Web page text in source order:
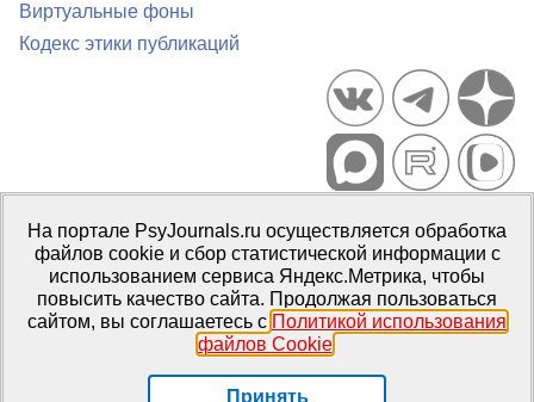
Виртуальные фоны
Кодекс этики публикаций
Портал психологических изданий PsyJournals.ru, 2007–2026
Правила использования материалов
Свидетельство регистрации СМИЭл № ФС77-66447 от 14 июля
2016 г.
Издатель: ФГБОУ ВО МГППУ
На портале PsyJournals.ru осуществляется обработка
файлов cookie и сбор статистической информации с
использованием сервиса Яндекс.Метрика, чтобы
повысить качество сайта. Продолжая пользоваться
сайтом, вы соглашаетесь с Политикой использования
файлов Cookie.
Принять